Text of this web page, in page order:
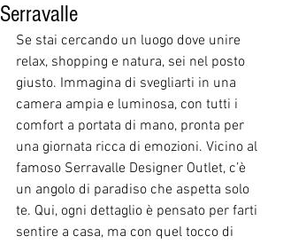
Serravalle
Se stai cercando un luogo dove unire
relax, shopping e natura, sei nel posto
giusto. Immagina di svegliarti in una
camera ampia e luminosa, con tutti i
comfort a portata di mano, pronta per
una giornata ricca di emozioni. Vicino al
famoso Serravalle Designer Outlet, c’è
un angolo di paradiso che aspetta solo
te. Qui, ogni dettaglio è pensato per farti
sentire a casa, ma con quel tocco di